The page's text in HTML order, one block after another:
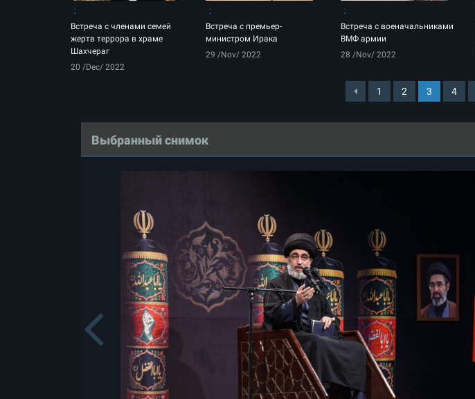
Встреча с членами семей
жертв террора в храме
Шахчераг
20 /Dec/ 2022
Встреча с премьер-
министром Ирака
29 /Nov/ 2022
Встреча с военачальниками
ВМФ армии
28 /Nov/ 2022
1 2 3 4
Выбранный снимок
Previous